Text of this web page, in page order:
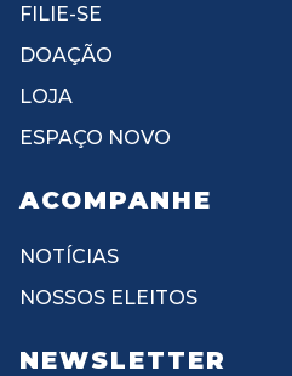
FILIE-SE
DOAÇÃO
LOJA
ESPAÇO NOVO
ACOMPANHE
NOTÍCIAS
NOSSOS ELEITOS
NEWSLETTER